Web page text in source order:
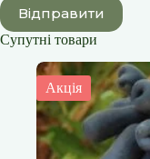
Відправити
Супутні товари
Акція